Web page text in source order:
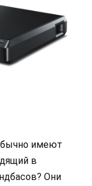
имеют
в
Они